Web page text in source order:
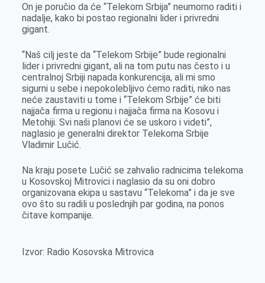
On je poručio da će “Telekom Srbija” neumorno raditi i
nadalje, kako bi postao regionalni lider i privredni
gigant.
“Naš cilj jeste da “Telekom Srbije” bude regionalni
lider i privredni gigant, ali na tom putu nas često i u
centralnoj Srbiji napada konkurencija, ali mi smo
sigurni u sebe i nepokolebljivo ćemo raditi, niko nas
neće zaustaviti u tome i “Telekom Srbije” će biti
najjača firma u regionu i najjača firma na Kosovu i
Metohiji. Svi naši planovi će se uskoro i videti”,
naglasio je generalni direktor Telekoma Srbije
Vladimir Lučić.
Na kraju posete Lučić se zahvalio radnicima telekoma
u Kosovskoj Mitrovici i naglasio da su oni dobro
organizovana ekipa u sastavu “Telekoma” i da je sve
ovo što su radili u poslednjih par godina, na ponos
čitave kompanije.
Izvor: Radio Kosovska Mitrovica